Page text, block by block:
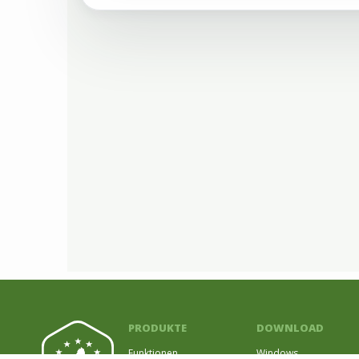
PRODUKTE
Funktionen
DOWNLOAD
Windows